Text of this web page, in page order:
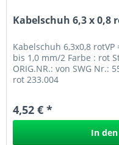
Kabelschuh 6,3 x 0,8
Kabelschuh 6,3x0,8
bis 1,0 mm/2 Farbe : rot
ORIG.NR.: von SWG Nr.:
rot 233.004
4,52 € *
In den